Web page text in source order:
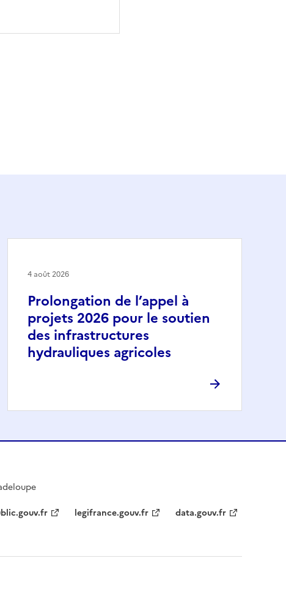
Prolongation de l’appel à
projets 2026 pour le soutien
des infrastructures
hydrauliques agricoles
4 août 2026
legifrance.gouv.fr data.gouv.fr